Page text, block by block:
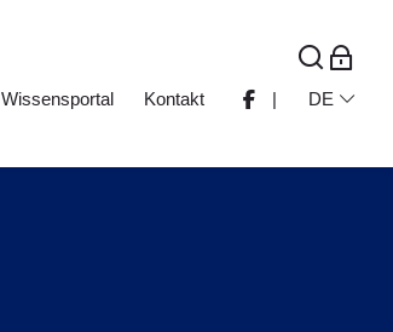
Wissensportal Kontakt | DE